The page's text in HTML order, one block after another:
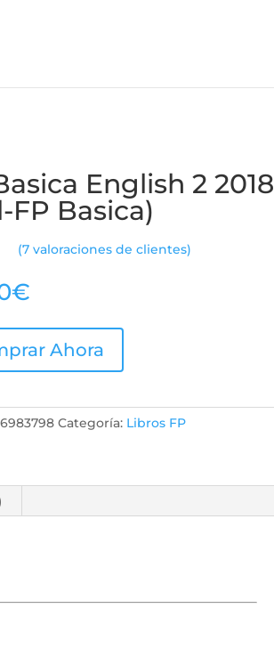
English 2 2018
FP Basica)
(7valoraciones de clientes)
€
Ahora
Categoría: Libros FP